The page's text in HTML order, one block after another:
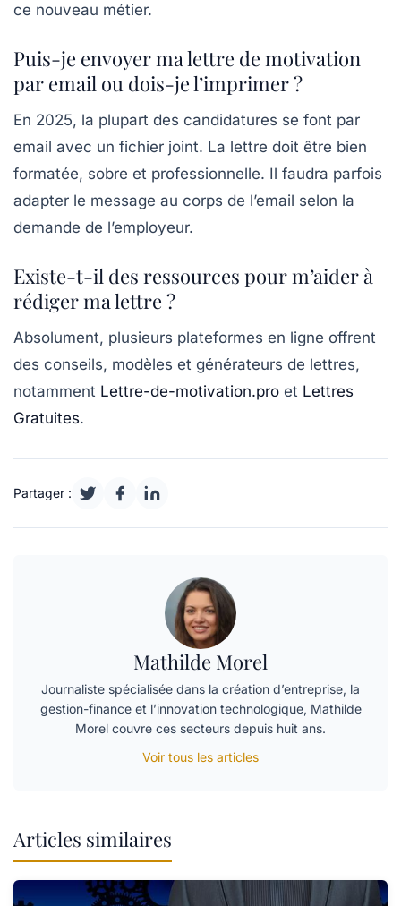
ce nouveau métier.
Puis-je envoyer ma lettre de motivation
par email ou dois-je l’imprimer ?
En 2025, la plupart des candidatures se font par
email avec un fichier joint. La lettre doit être bien
formatée, sobre et professionnelle. Il faudra parfois
adapter le message au corps de l’email selon la
demande de l’employeur.
Existe-t-il des ressources pour m’aider à
rédiger ma lettre ?
Absolument, plusieurs plateformes en ligne offrent
des conseils, modèles et générateurs de lettres,
notamment Lettre-de-motivation.pro et Lettres
Gratuites.
Partager :
Mathilde Morel
Journaliste spécialisée dans la création d’entreprise, la
gestion-finance et l’innovation technologique, Mathilde
Morel couvre ces secteurs depuis huit ans.
Voir tous les articles
Articles similaires